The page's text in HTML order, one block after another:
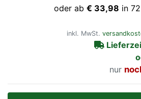
oder ab € 33,98 in
inkl. MwSt.
nur